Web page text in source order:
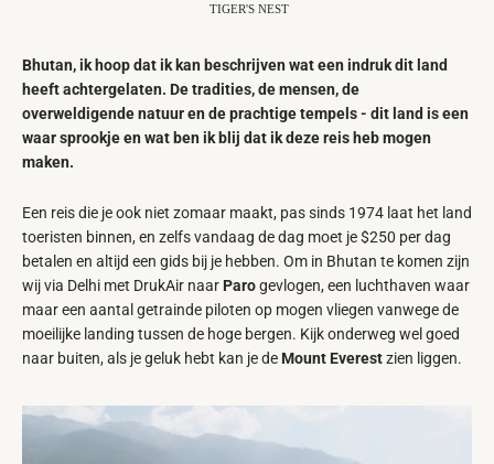
TIGER'S NEST
Bhutan, ik hoop dat ik kan beschrijven wat een indruk dit land
heeft achtergelaten. De tradities, de mensen, de
overweldigende natuur en de prachtige tempels - dit land is een
waar sprookje en wat ben ik blij dat ik deze reis heb mogen
maken.
Een reis die je ook niet zomaar maakt, pas sinds 1974 laat het land
toeristen binnen, en zelfs vandaag de dag moet je $250 per dag
betalen en altijd een gids bij je hebben. Om in Bhutan te komen zijn
wij via Delhi met DrukAir naarParogevlogen, een luchthaven waar
maar een aantal getrainde piloten op mogen vliegen vanwege de
moeilijke landing tussen de hoge bergen. Kijk onderweg wel goed
naar buiten, als je geluk hebt kan je deMount Everestzien liggen.